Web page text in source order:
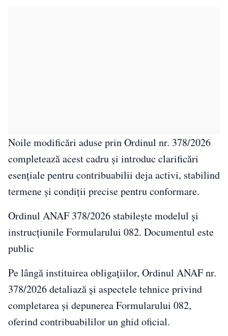
Noile modificări aduse prin Ordinul nr. 378/2026
completează acest cadru și introduc clarificări
esențiale pentru contribuabilii deja activi, stabilind
termene și condiții precise pentru conformare.
Ordinul ANAF 378/2026 stabilește modelul și
instrucțiunile Formularului 082. Documentul este
public
Pe lângă instituirea obligațiilor, Ordinul ANAF nr.
378/2026 detaliază și aspectele tehnice privind
completarea și depunerea Formularului 082,
oferind contribuabililor un ghid oficial.